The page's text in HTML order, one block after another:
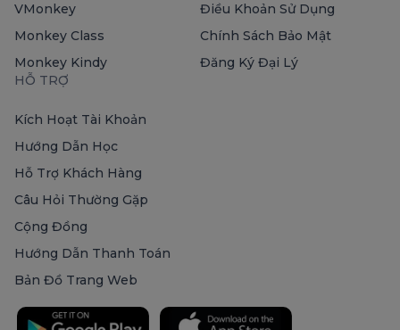
VMonkey
Monkey Class
Monkey Kindy
Điều Khoản Sử Dụng
Chính Sách Bảo Mật
Đăng Ký Đại Lý
HỖ TRỢ
Kích Hoạt Tài Khoản
Hướng Dẫn Học
Hỗ Trợ Khách Hàng
Câu Hỏi Thường Gặp
Cộng Đồng
Hướng Dẫn Thanh Toán
Bản Đồ Trang Web